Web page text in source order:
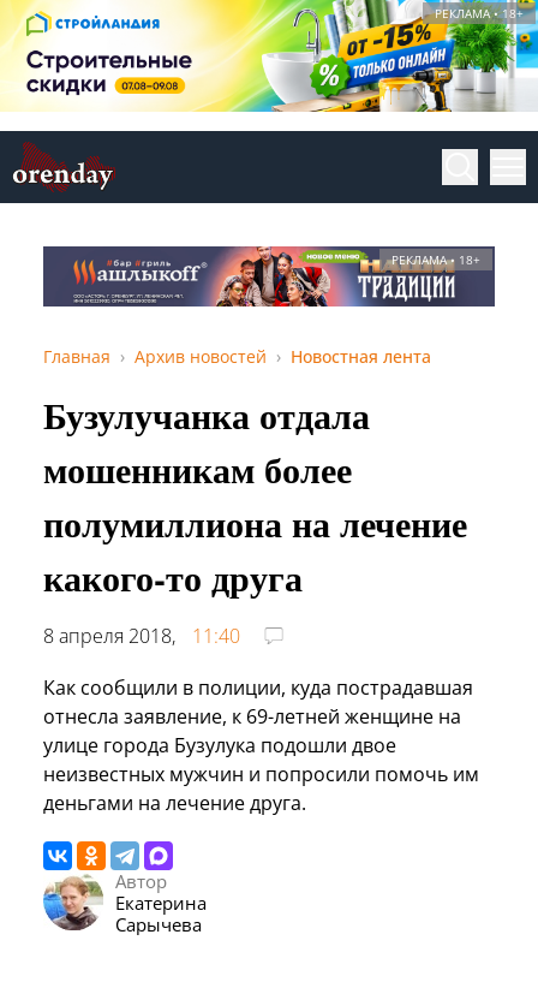
РЕКЛАМА • 18+
РЕКЛАМА • 18+
Главная Архив новостей Новостная лента
Бузулучанка отдала
мошенникам более
полумиллиона на лечение
какого-то друга
8 апреля 2018,
11:40
Как сообщили в полиции, куда пострадавшая
отнесла заявление, к 69-летней женщине на
улице города Бузулука подошли двое
неизвестных мужчин и попросили помочь им
деньгами на лечение друга.
Автор
Екатерина
Сарычева